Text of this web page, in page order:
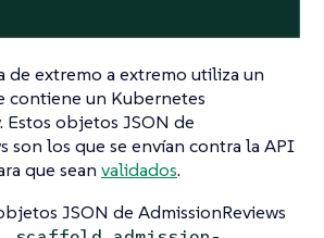
de extremo a extremo utiliza un
contiene un Kubernetes
Estos objetos JSON de
son los que se envían contra la API
que sean validados.
JSON de AdmissionReviews